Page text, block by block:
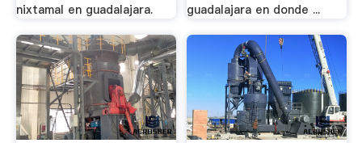
nixtamal en guadalajara.
guadalajara en donde ...